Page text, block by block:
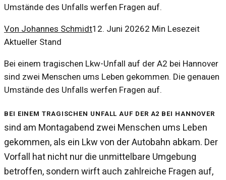
Umstände des Unfalls werfen Fragen auf.
Von Johannes Schmidt12. Juni 20262 Min Lesezeit
Aktueller Stand
Bei einem tragischen Lkw-Unfall auf der A2 bei Hannover
sind zwei Menschen ums Leben gekommen. Die genauen
Umstände des Unfalls werfen Fragen auf.
Bei einem tragischen Unfall auf der A2 bei Hannover
sind am Montagabend zwei Menschen ums Leben
gekommen, als ein Lkw von der Autobahn abkam. Der
Vorfall hat nicht nur die unmittelbare Umgebung
betroffen, sondern wirft auch zahlreiche Fragen auf,